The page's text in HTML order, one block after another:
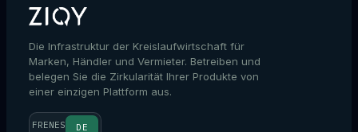
Die Infrastruktur der Kreislaufwirtschaft für
Marken, Händler und Vermieter. Betreiben und
belegen Sie die Zirkularität Ihrer Produkte von
einer einzigen Plattform aus.
FRENES DE